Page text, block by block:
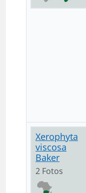
Xerophyta
viscosa
Baker
2 Fotos